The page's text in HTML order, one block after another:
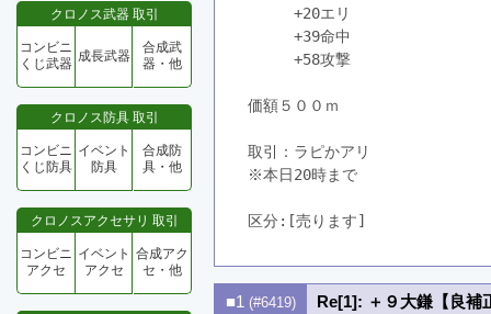
クロノス武器 取引
コンビニ
くじ武器 成長武器
合成武
器・他
クロノス防具 取引
コンビニ
くじ防具
イベント
防具
合成防
具・他
クロノスアクセサリ 取引
コンビニ
アクセ
イベント
アクセ
合成アク
セ・他
+20エリ
+39命中
+58攻撃
価額５００ｍ
取引：ラピかアリ
※本日20時まで
区分:[売ります]
■1 (#6419) Re[1]: ＋９大鎌【良補